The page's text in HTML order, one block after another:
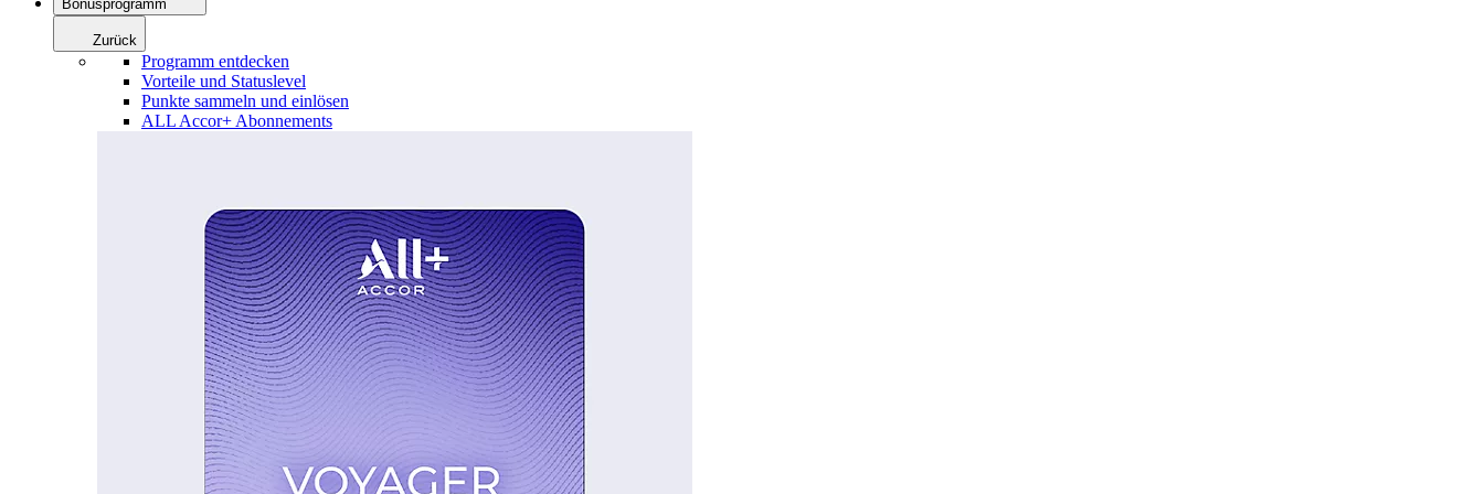
Bonusprogramm
Zurück
Programm entdecken
Vorteile und Statuslevel
Punkte sammeln und einlösen
ALL Accor+ Abonnements